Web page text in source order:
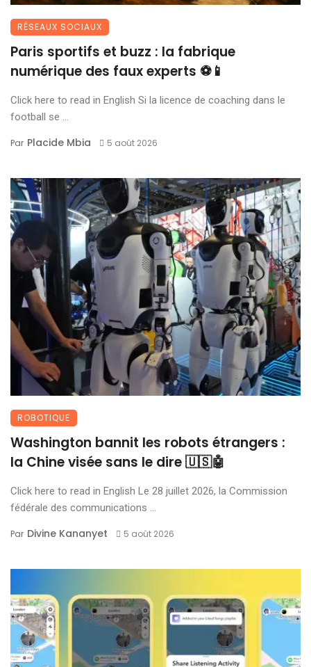
RÉSEAUX SOCIAUX
Paris sportifs et buzz : la fabrique
numérique des faux experts ⚽📱
Click here to read in English Si la licence de coaching dans le
football se ...
Par Placide Mbia 5 août 2026
ROBOTIQUE
Washington bannit les robots étrangers :
la Chine visée sans le dire 🇺🇸🤖
Click here to read in English Le 28 juillet 2026, la Commission
fédérale des communications ...
Par Divine Kananyet 5 août 2026